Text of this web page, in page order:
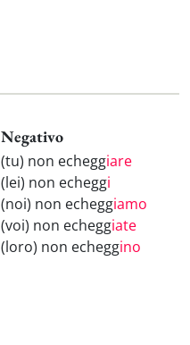
Negativo
(tu) non echeggiare
(lei) non echeggi
(noi) non echeggiamo
(voi) non echeggiate
(loro) non echeggino